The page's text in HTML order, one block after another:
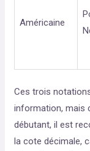
Américaine
Ces trois
information, mais
débutant, il est
la cote décimale,